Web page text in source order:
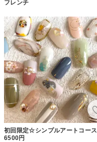
フレンチ
初回限定☆シンプルアートコース
6500円